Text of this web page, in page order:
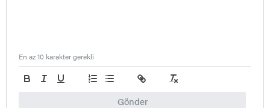
Gönder
En az 10 karakter gerekli